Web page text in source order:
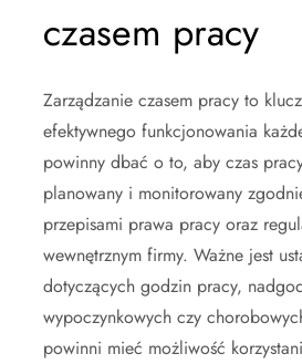
czasem pracy
Zarządzanie czasem pracy to
efektywnego funkcjonowania
powinny dbać o to, aby czas
planowany i monitorowany
przepisami prawa pracy oraz
wewnętrznym firmy. Ważne jest
dotyczących godzin pracy,
wypoczynkowych czy
powinni mieć możliwość